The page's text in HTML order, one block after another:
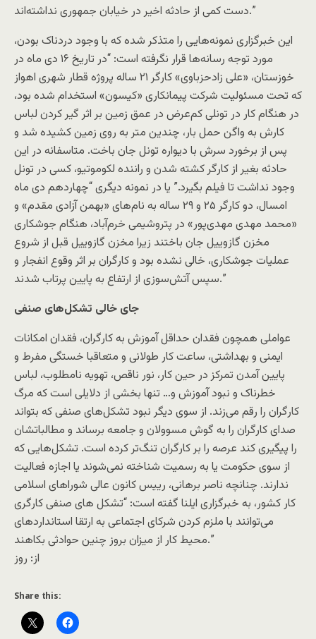
دست کمی از حادثه اخیر در خیابان جمهوری نداشته‌اند.”
این خبرگزاری نمونه‌هایی را متذکر شده که با وجود دردناک بودن،
مورد توجه رسانه‌ها قرار نگرفته است: “در تاریخ ۱۶ دی ماه در
خوزستان، «علی زادحزباوی» کارگر ۲۱ ساله پروژه قطار شهری اهواز
که تحت مسئولیت شرکت پیمانکاری «کیسون» استخدام شده بود،
در هنگام کار در تونلی کم‌عرض در عمق زمین بر اثر گیر کردن لباس
کارش به واگن حمل بار، چندین متر به روی زمین کشیده شد و
پس از برخورد سرش با دیواره تونل جان باخت. متاسفانه در این
حادثه بغیر از کارگر کشته شدن و راننده لکوموتیو، کسی در تونل
وجود نداشت تا فیلم بگیرد.” یا در نمونه دیگری “چهاردهم دی ماه
امسال، دو کارگر ۲۵ و ۲۹ ساله به نام‌های «بهمن آزادی مقدم» و
«محمد مهدی مهدی‌پور» در پتروشیمی خرم‌آباد، هنگام جوشکاری
مخزن گازوییل جان باختند زیرا مخزن گازوییل قبل از شروع
عملیات جوشکاری، خالی نشده بود و کارگران بر اثر وقوع انفجار و
سپس آتش‌سوزی از ارتفاع به پایین پرتاب شدند.”
جای خالی تشکل‌های صنفی
عواملی همچون فقدان حداقل آموزش به کارگران، فقدان امکانات
ایمنی و بهداشتی، ساعت کار طولانی و متعاقبا خستگی مفرط و
پایین آمدن تمرکز در حین کار، نور ناقص، تهویه نامطلوب، لباس
خطرناک و نبود آموزش و… تنها بخشی از دلایلی است که مرگ
کارگران را رقم می‌زند. از سوی دیگر نبود تشکل‌های صنفی که بتواند
صدای کارگران را به گوش مسوولان و جامعه برساند و مطالباتشان
را پیگیری کند عرصه را بر کارگران تنگ‌تر کرده است. تشکل‌هایی که
از سوی حکومت یا به رسمیت شناخته نمی‌شوند یا اجازه فعالیت
ندارند. چنانچه ناصر برهانی،‌ رييس کانون عالی شوراهای اسلامی
کار کشور، به خبرگزاری ايلنا گفته است: “تشکل های صنفی کارگری
می‌توانند با ملزم کردن شرکای اجتماعی به ارتقا استانداردهای
محيط کار از ميزان بروز چنين حوادثی بکاهند.”
از: روز
Share this: